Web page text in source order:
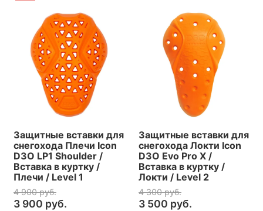
Защитные вставки для
снегохода Плечи Icon
D3O LP1 Shoulder /
Вставка в куртку /
Плечи / Level 1
4 900 руб.
3 900 руб.
Защитные вставки для
снегохода Локти Icon
D3O Evo Pro X /
Вставка в куртку /
Локти / Level 2
4 300 руб.
3 500 руб.